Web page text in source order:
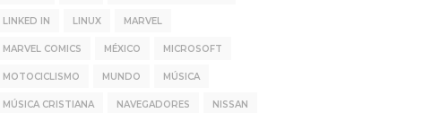
LINKED IN LINUX MARVEL
MARVEL COMICS MÉXICO MICROSOFT
MOTOCICLISMO MUNDO MÚSICA
MÚSICA CRISTIANA NAVEGADORES NISSAN